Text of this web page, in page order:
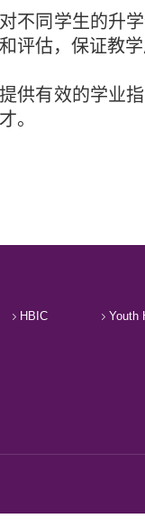
不同学生的升
评估，保证教学
供有效的学业
。
HBIC Youth